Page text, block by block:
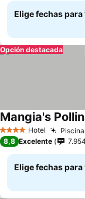
Elige fechas
Opción destacada
4 EstrellasHotel
Mangia's
8,8 Excelente 7.954
Elige fechas